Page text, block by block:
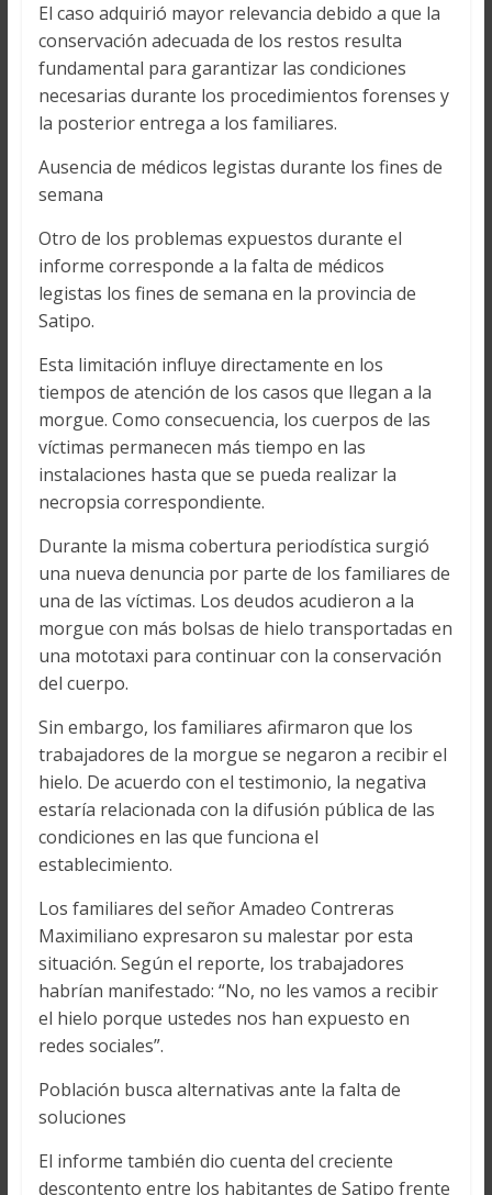
El caso adquirió mayor relevancia debido a que la
conservación adecuada de los restos resulta
fundamental para garantizar las condiciones
necesarias durante los procedimientos forenses y
la posterior entrega a los familiares.
Ausencia de médicos legistas durante los fines de
semana
Otro de los problemas expuestos durante el
informe corresponde a la falta de médicos
legistas los fines de semana en la provincia de
Satipo.
Esta limitación influye directamente en los
tiempos de atención de los casos que llegan a la
morgue. Como consecuencia, los cuerpos de las
víctimas permanecen más tiempo en las
instalaciones hasta que se pueda realizar la
necropsia correspondiente.
Durante la misma cobertura periodística surgió
una nueva denuncia por parte de los familiares de
una de las víctimas. Los deudos acudieron a la
morgue con más bolsas de hielo transportadas en
una mototaxi para continuar con la conservación
del cuerpo.
Sin embargo, los familiares afirmaron que los
trabajadores de la morgue se negaron a recibir el
hielo. De acuerdo con el testimonio, la negativa
estaría relacionada con la difusión pública de las
condiciones en las que funciona el
establecimiento.
Los familiares del señor Amadeo Contreras
Maximiliano expresaron su malestar por esta
situación. Según el reporte, los trabajadores
habrían manifestado: “No, no les vamos a recibir
el hielo porque ustedes nos han expuesto en
redes sociales”.
Población busca alternativas ante la falta de
soluciones
El informe también dio cuenta del creciente
descontento entre los habitantes de Satipo frente